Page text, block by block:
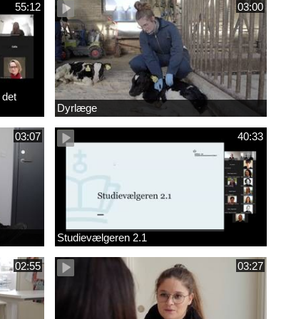
55:12 03:00
Dyrlæge
03:07 40:33
Studievælgeren 2.1
02:55 03:27